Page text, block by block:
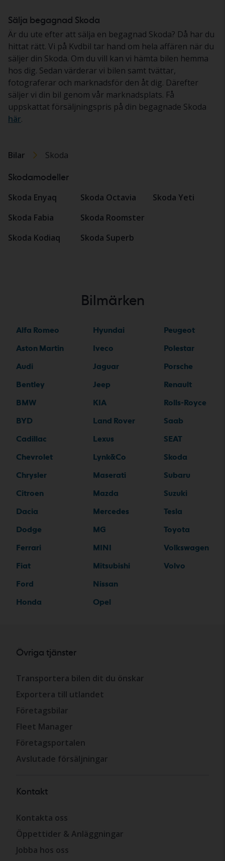
Sälja begagnad Skoda
Är du ute efter att sälja en begagnad Skoda? Då har du
hittat rätt. Vi på Kvdbil tar hand om hela affären när du
säljer din Skoda. Om du vill kan vi hämta bilen hemma
hos dig. Sedan värderar vi bilen samt tvättar,
fotograferar och marknadsför den åt dig. Därefter
säljer vi din bil genom vår marknadsplats. Få
uppskattat försäljningspris på din begagnade Skoda
här.
Bilar Skoda
Skodamodeller
Skoda Enyaq
Skoda Fabia
Skoda Kodiaq
Skoda Octavia
Skoda Roomster
Skoda Superb
Skoda Yeti
Bilmärken
Alfa Romeo
Aston Martin
Audi
Bentley
BMW
BYD
Cadillac
Chevrolet
Chrysler
Citroen
Dacia
Dodge
Ferrari
Fiat
Ford
Honda
Hyundai
Iveco
Jaguar
Jeep
KIA
Land Rover
Lexus
Lynk&Co
Maserati
Mazda
Mercedes
MG
MINI
Mitsubishi
Nissan
Opel
Peugeot
Polestar
Porsche
Renault
Rolls-Royce
Saab
SEAT
Skoda
Subaru
Suzuki
Tesla
Toyota
Volkswagen
Volvo
Övriga tjänster
Transportera bilen dit du önskar
Exportera till utlandet
Företagsbilar
Fleet Manager
Företagsportalen
Avslutade försäljningar
Kontakt
Kontakta oss
Öppettider & Anläggningar
Jobba hos oss